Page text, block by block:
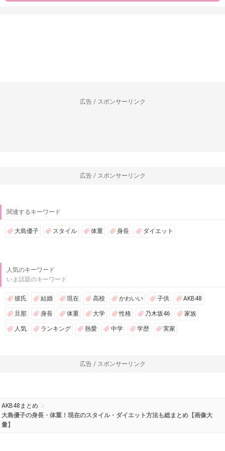
広告 / スポンサーリンク
広告 / スポンサーリンク
関連するキーワード
大島優子 スタイル 体重 身長 ダイエット
人気のキーワード
いま話題のキーワード
彼氏 結婚 現在 高校 かわいい 子供 AKB48
旦那 身長 体重 大学 性格 乃木坂46 家族
人気 ランキング 熱愛 中学 学歴 実家
広告 / スポンサーリンク
AKB48まとめ
大島優子の身長・体重！現在のスタイル・ダイエット方法も総まとめ【画像大
量】